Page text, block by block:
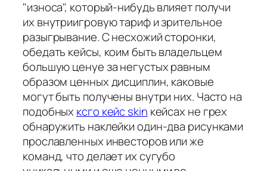
"износа", который-нибудь влияет получи
их внутриигровую тариф и зрительное
разыгрывание. С несхожий сторонки,
обедать кейсы, коим быть владельцем
большую ценуе за негустых равным
образом ценных дисциплин, каковые
могут быть получены внутри них. Часто на
подобных ксго кейс skin кейсах не грех
обнаружить наклейки один-два рисунками
прославленных инвесторов или же
команд, что делает их сугубо